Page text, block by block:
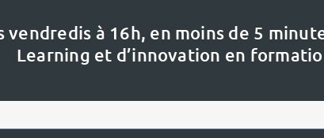
à 16h, en moins de 5
Learning et d’innovation en